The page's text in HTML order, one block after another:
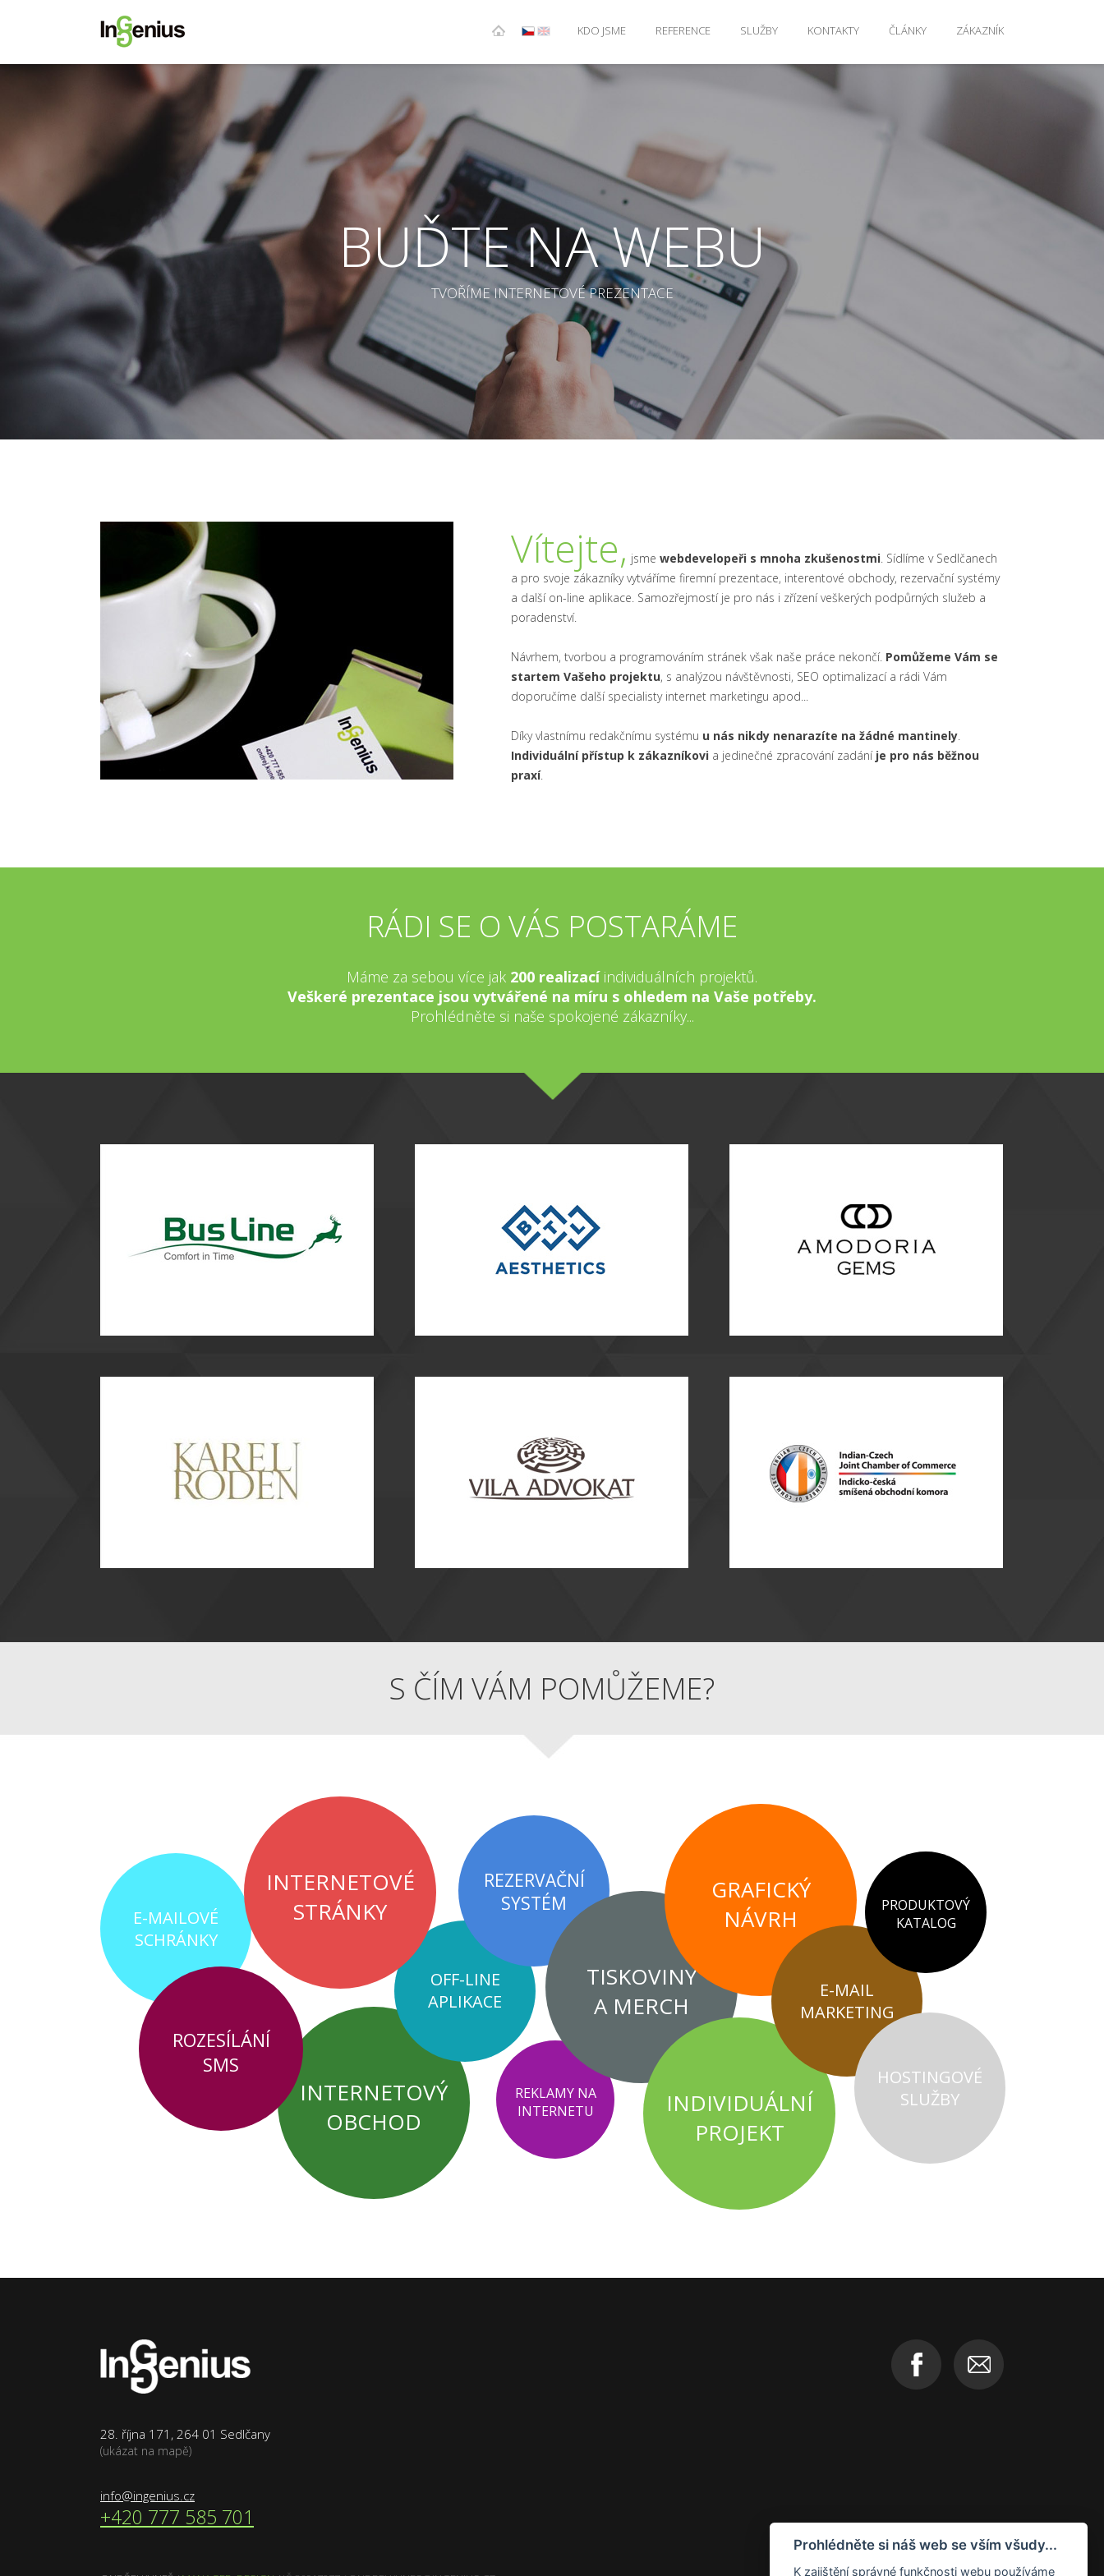
KDO JSME REFERENCE SLUŽBY KONTAKTY ČLÁNKY ZÁKAZNÍK
BUĎTE NA WEBU
TVOŘÍME INTERNETOVÉ PREZENTACE
Vítejte, jsme webdevelopeři s mnoha zkušenostmi. Sídlíme v Sedlčanech
a pro svoje zákazníky vytváříme firemní prezentace, interentové obchody, rezervační systémy
a další on-line aplikace. Samozřejmostí je pro nás i zřízení veškerých podpůrných služeb a
poradenství.
Návrhem, tvorbou a programováním stránek však naše práce nekončí. Pomůžeme Vám se
startem Vašeho projektu, s analýzou návštěvnosti, SEO optimalizací a rádi Vám
doporučíme další specialisty internet marketingu apod...
Díky vlastnímu redakčnímu systému u nás nikdy nenarazíte na žádné mantinely.
Individuální přístup k zákazníkovi a jedinečné zpracování zadání je pro nás běžnou
praxí.
RÁDI SE O VÁS POSTARÁME
Máme za sebou více jak 200 realizacíindividuálních projektů.
Veškeré prezentace jsou vytvářené na míru s ohledem na Vaše potřeby.
Prohlédněte si naše spokojené zákazníky...
S ČÍM VÁM POMŮŽEME?
E-MAILOVÉ
SCHRÁNKY
INTERNETOVÉ
STRÁNKY
ROZESÍLÁNÍ
SMS
INTERNETOVÝ
OBCHOD
OFF-LINE
APLIKACE
REZERVAČNÍ
SYSTÉM
REKLAMY NA
INTERNETU
TISKOVINY
A MERCH
INDIVIDUÁLNÍ
PROJEKT
GRAFICKÝ
NÁVRH
E-MAIL
MARKETING
HOSTINGOVÉ
SLUŽBY
PRODUKTOVÝ
KATALOG
28. října 171, 264 01 Sedlčany
(ukázat na mapě)
info@ingenius.cz
+420 777 585 701
Prohlédněte si náš web se vším všudy...
K zajištění správné funkčnosti webu používáme